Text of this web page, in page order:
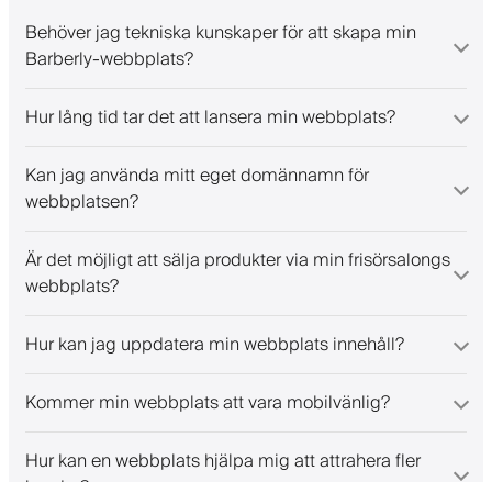
Behöver jag tekniska kunskaper för att skapa min
Barberly-webbplats?
Hur lång tid tar det att lansera min webbplats?
Kan jag använda mitt eget domännamn för
webbplatsen?
Är det möjligt att sälja produkter via min frisörsalongs
webbplats?
Hur kan jag uppdatera min webbplats innehåll?
Kommer min webbplats att vara mobilvänlig?
Hur kan en webbplats hjälpa mig att attrahera fler